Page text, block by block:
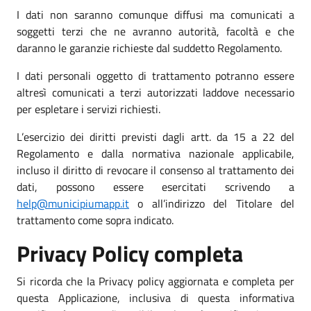
I dati non saranno comunque diffusi ma comunicati a
soggetti terzi che ne avranno autorità, facoltà e che
daranno le garanzie richieste dal suddetto Regolamento.
I dati personali oggetto di trattamento potranno essere
altresì comunicati a terzi autorizzati laddove necessario
per espletare i servizi richiesti.
L’esercizio dei diritti previsti dagli artt. da 15 a 22 del
Regolamento e dalla normativa nazionale applicabile,
incluso il diritto di revocare il consenso al trattamento dei
dati, possono essere esercitati scrivendo a
help@municipiumapp.it o all’indirizzo del Titolare del
trattamento come sopra indicato.
Privacy Policy completa
Si ricorda che la Privacy policy aggiornata e completa per
questa Applicazione, inclusiva di questa informativa